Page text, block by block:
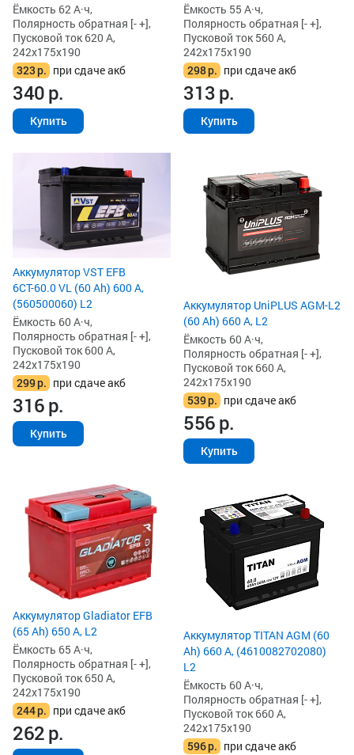
Ёмкость 62 А·ч,
Полярность обратная [- +],
Пусковой ток 620 А,
242x175x190
323р. при сдаче акб
340р.
Купить
Ёмкость 55 А·ч,
Полярность обратная [- +],
Пусковой ток 560 А,
242x175x190
298р. при сдаче акб
313р.
Купить
Аккумулятор VST EFB
6СТ-60.0 VL (60 Ah) 600 А,
(560500060) L2
Ёмкость 60 А·ч,
Полярность обратная [- +],
Пусковой ток 600 А,
242x175x190
299р. при сдаче акб
316р.
Купить
Аккумулятор UniPLUS AGM-L2
(60 Ah) 660 А, L2
Ёмкость 60 А·ч,
Полярность обратная [- +],
Пусковой ток 660 А,
242x175x190
539р. при сдаче акб
556р.
Купить
Аккумулятор Gladiator EFB
(65 Ah) 650 А, L2
Ёмкость 65 А·ч,
Полярность обратная [- +],
Пусковой ток 650 А,
242x175x190
244р. при сдаче акб
262р.
Аккумулятор TITAN AGM (60
Ah) 660 А, (4610082702080)
L2
Ёмкость 60 А·ч,
Полярность обратная [- +],
Пусковой ток 660 А,
242x175x190
596р. при сдаче акб